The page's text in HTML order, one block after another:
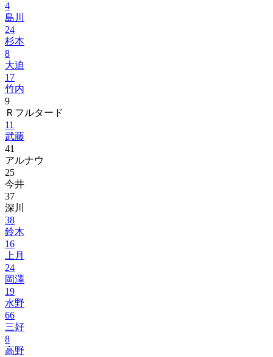
4
島川
24
杉本
8
大迫
17
竹内
9
Ｒフルタード
11
武藤
41
アルナウ
25
今井
37
深川
38
鈴木
16
上月
24
岡澤
19
水野
66
三好
8
高野